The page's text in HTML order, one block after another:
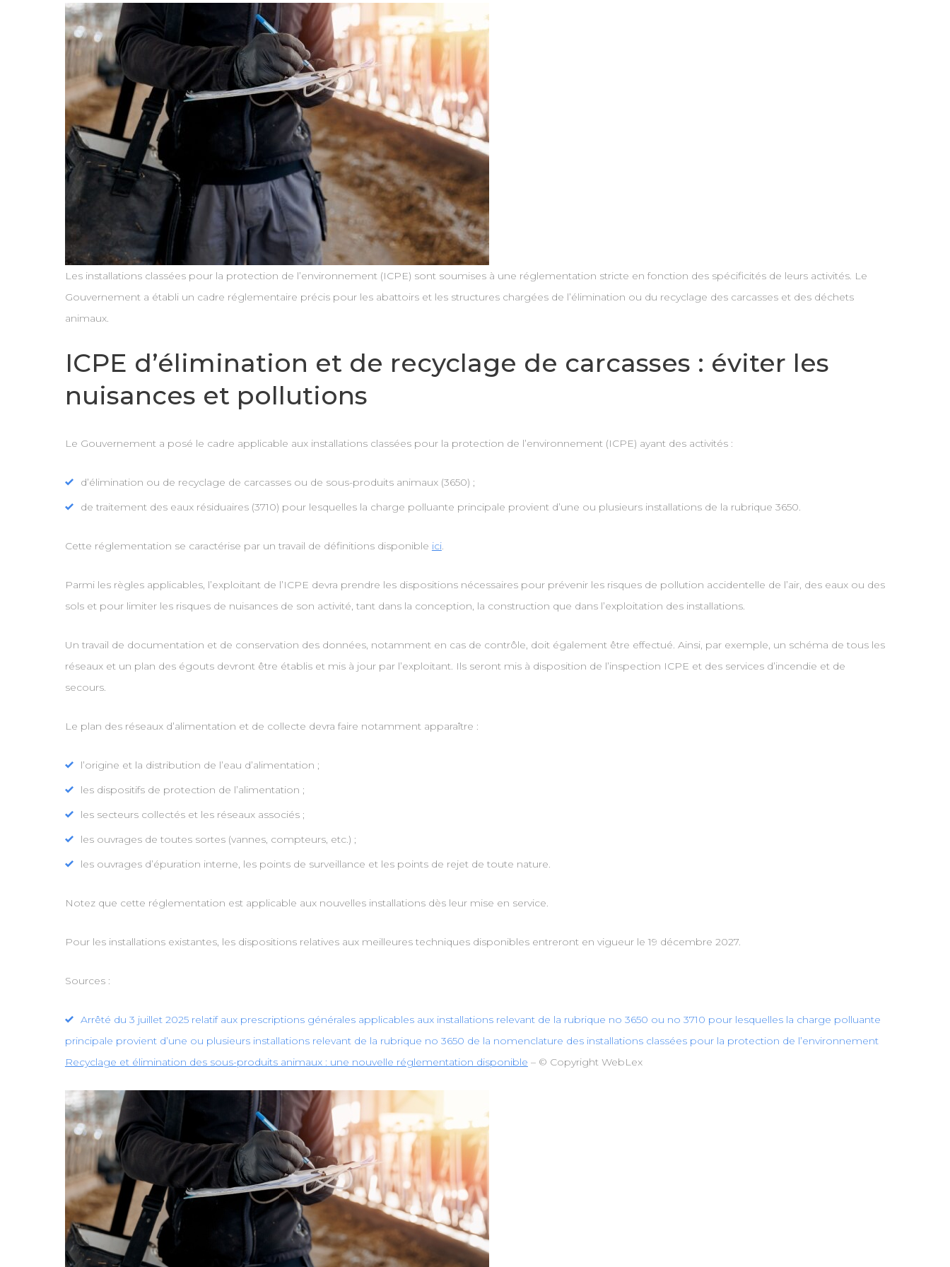
Les installations classées pour la protection de l’environnement (ICPE) sont soumises à une réglementation stricte en fonction des spécificités de leurs activités. Le
Gouvernement a établi un cadre réglementaire précis pour les abattoirs et les structures chargées de l’élimination ou du recyclage des carcasses et des déchets
animaux.
ICPE d’élimination et de recyclage de carcasses : éviter les
nuisances et pollutions
Le Gouvernement a posé le cadre applicable aux installations classées pour la protection de l’environnement (ICPE) ayant des activités :
d’élimination ou de recyclage de carcasses ou de sous-produits animaux (3650) ;
de traitement des eaux résiduaires (3710) pour lesquelles la charge polluante principale provient d’une ou plusieurs installations de la rubrique 3650.
Cette réglementation se caractérise par un travail de définitions disponible ici.
Parmi les règles applicables, l’exploitant de l’ICPE devra prendre les dispositions nécessaires pour prévenir les risques de pollution accidentelle de l’air, des eaux ou des
sols et pour limiter les risques de nuisances de son activité, tant dans la conception, la construction que dans l’exploitation des installations.
Un travail de documentation et de conservation des données, notamment en cas de contrôle, doit également être effectué. Ainsi, par exemple, un schéma de tous les
réseaux et un plan des égouts devront être établis et mis à jour par l’exploitant. Ils seront mis à disposition de l’inspection ICPE et des services d’incendie et de
secours.
Le plan des réseaux d’alimentation et de collecte devra faire notamment apparaître :
l’origine et la distribution de l’eau d’alimentation ;
les dispositifs de protection de l’alimentation ;
les secteurs collectés et les réseaux associés ;
les ouvrages de toutes sortes (vannes, compteurs, etc.) ;
les ouvrages d’épuration interne, les points de surveillance et les points de rejet de toute nature.
Notez que cette réglementation est applicable aux nouvelles installations dès leur mise en service.
Pour les installations existantes, les dispositions relatives aux meilleures techniques disponibles entreront en vigueur le 19 décembre 2027.
Sources :
Arrêté du 3 juillet 2025 relatif aux prescriptions générales applicables aux installations relevant de la rubrique no 3650 ou no 3710 pour lesquelles la charge polluante
principale provient d’une ou plusieurs installations relevant de la rubrique no 3650 de la nomenclature des installations classées pour la protection de l’environnement
Recyclage et élimination des sous-produits animaux : une nouvelle réglementation disponible – © Copyright WebLex